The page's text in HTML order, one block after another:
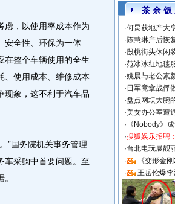
，以使用率成本作为
安全性、环保为一体
在整个车辆使用的全生
、使用成本、维修成本
现象，这不利于汽车品
”国务院机关事务管理
车采购中首要问题。至
茶 余 饭
·何炅获地产大
·陈慧琳产后恢
·殷桃街头休闲
·范冰冰红地毯
·姚晨与老公素
· 日军竟拿战俘
·盘点网坛大腕
·美女办公室遭
· 《Nobody》
·搜狐娱乐招聘
·台北电玩展靓
·
《变形金
·
王岳伦爆